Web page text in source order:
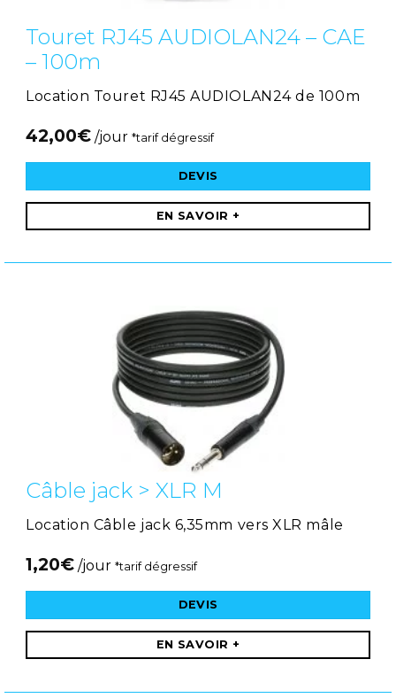
Touret RJ45 AUDIOLAN24 – CAE
– 100m
Location Touret RJ45 AUDIOLAN24 de 100m
42,00€ /jour *tarif dégressif
DEVIS
EN SAVOIR +
Câble jack > XLR M
Location Câble jack 6,35mm vers XLR mâle
1,20€ /jour *tarif dégressif
DEVIS
EN SAVOIR +